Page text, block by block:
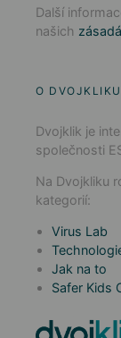
Další
našich
O DVOJKLIKU
Dvojklik je
společnosti
Na Dvojkliku
kategorií:
Virus Lab
Jak na to
Safer Kids